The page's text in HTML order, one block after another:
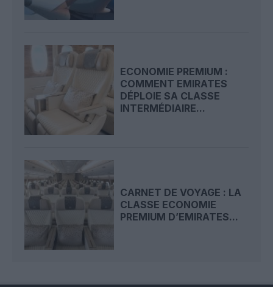
ECONOMIE PREMIUM :
COMMENT EMIRATES
DÉPLOIE SA CLASSE
INTERMÉDIAIRE...
CARNET DE VOYAGE : LA
CLASSE ECONOMIE
PREMIUM D’EMIRATES...